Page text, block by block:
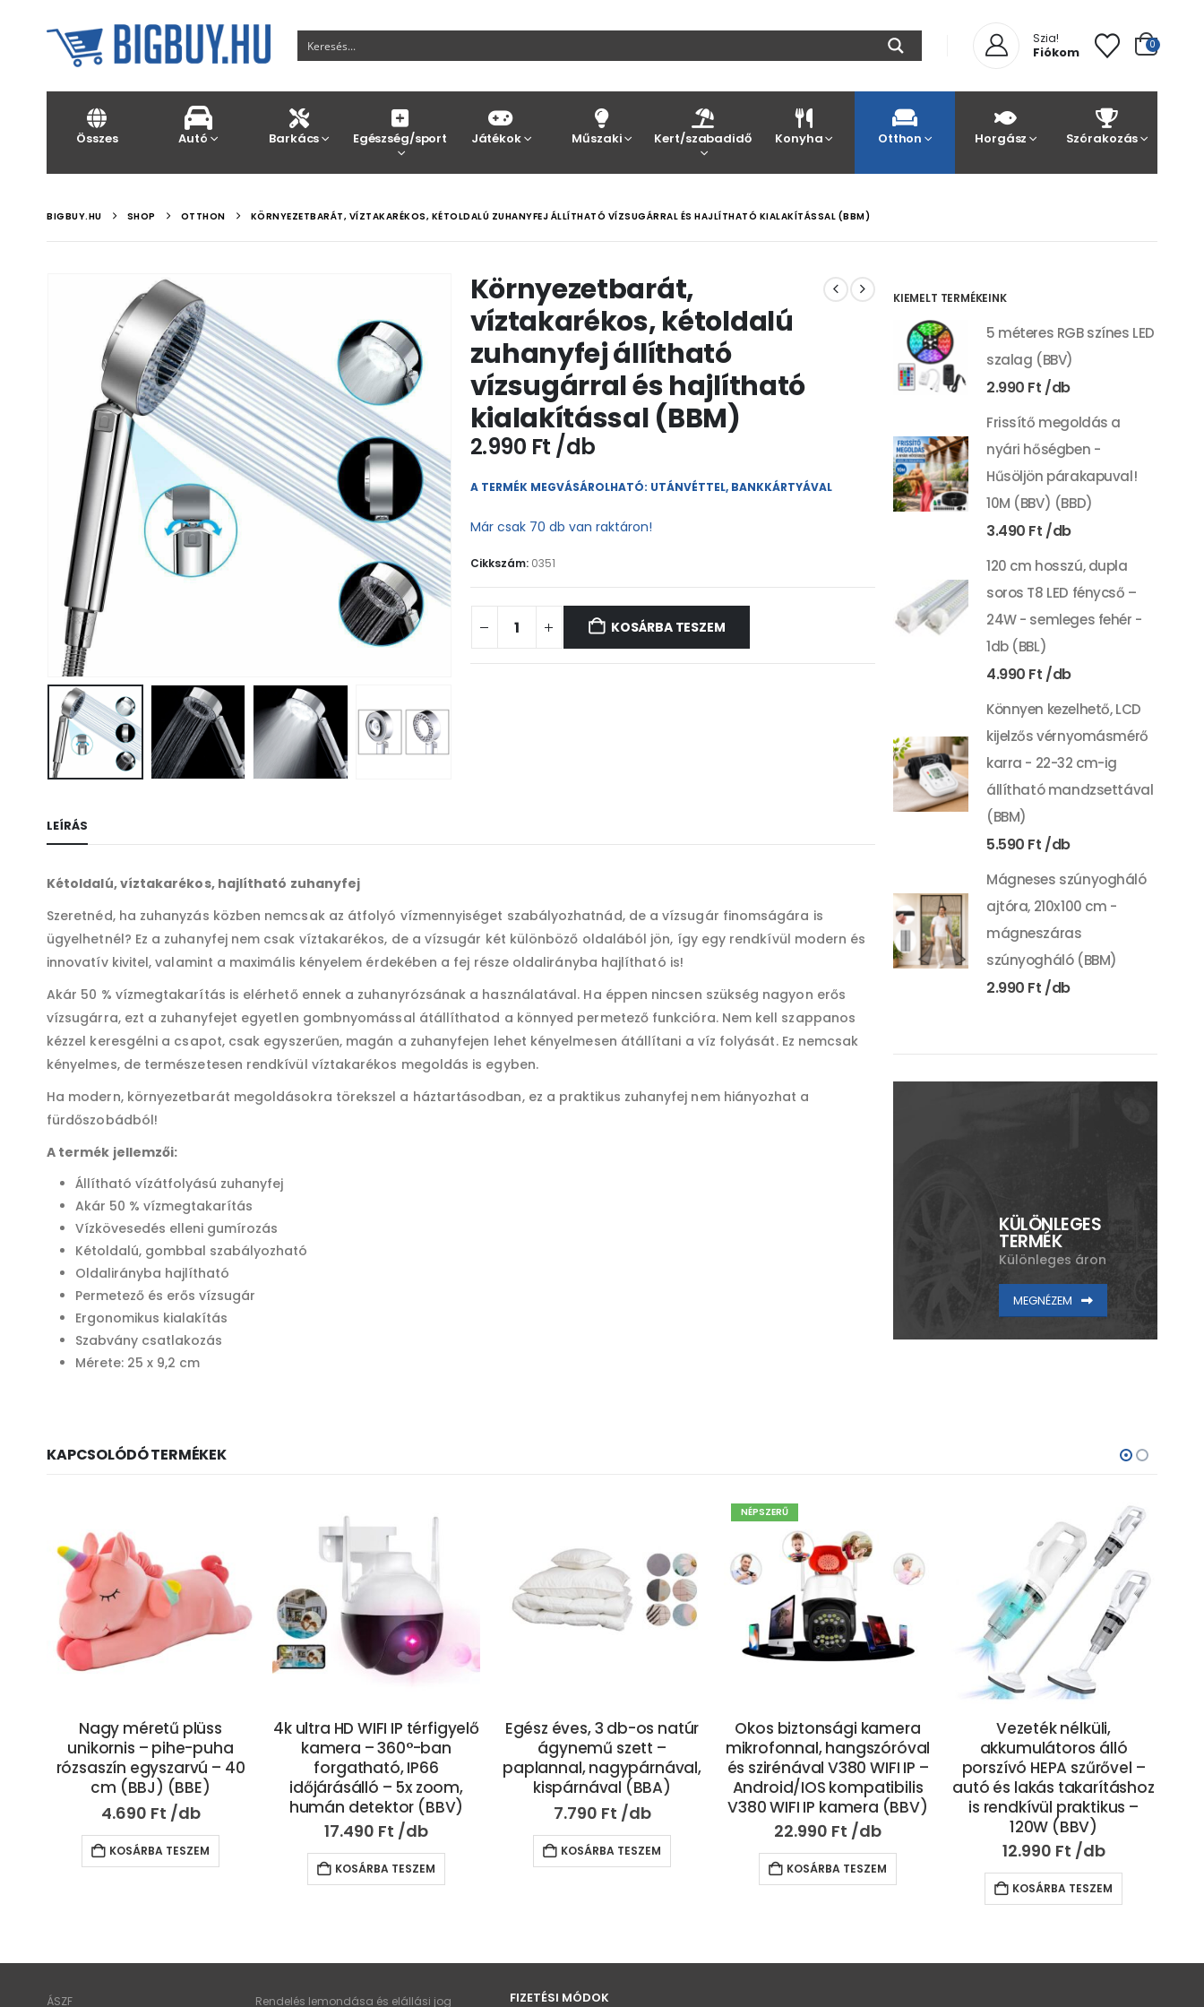
Szia!
Fiókom 0
Összes Autó Barkács Egészség/sport Játékok Műszaki Kert/szabadidő Konyha Otthon Horgász Szórakozás
BIGBUY.HU SHOP OTTHON KÖRNYEZETBARÁT, VÍZTAKARÉKOS, KÉTOLDALÚ ZUHANYFEJ ÁLLÍTHATÓ VÍZSUGÁRRAL ÉS HAJLÍTHATÓ KIALAKÍTÁSSAL (BBM)
Környezetbarát,
víztakarékos, kétoldalú
zuhanyfej állítható
vízsugárral és hajlítható
kialakítással (BBM)
2.990 Ft
A TERMÉK MEGVÁSÁROLHATÓ: UTÁNVÉTTEL, BANKKÁRTYÁVAL
Már csak 70 db van raktáron!
Cikkszám: 0351
KOSÁRBA TESZEM
LEÍRÁS
Kétoldalú, víztakarékos, hajlítható zuhanyfej
Szeretnéd, ha zuhanyzás közben nemcsak az átfolyó vízmennyiséget szabályozhatnád, de a vízsugár finomságára is
ügyelhetnél? Ez a zuhanyfej nem csak víztakarékos, de a vízsugár két különböző oldalából jön, így egy rendkívül modern és
innovatív kivitel, valamint a maximális kényelem érdekében a fej része oldalirányba hajlítható is!
Akár 50 % vízmegtakarítás is elérhető ennek a zuhanyrózsának a használatával. Ha éppen nincsen szükség nagyon erős
vízsugárra, ezt a zuhanyfejet egyetlen gombnyomással átállíthatod a könnyed permetező funkcióra. Nem kell szappanos
kézzel keresgélni a csapot, csak egyszerűen, magán a zuhanyfejen lehet kényelmesen átállítani a víz folyását. Ez nemcsak
kényelmes, de természetesen rendkívül víztakarékos megoldás is egyben.
Ha modern, környezetbarát megoldásokra törekszel a háztartásodban, ez a praktikus zuhanyfej nem hiányozhat a
fürdőszobádból!
A termék jellemzői:
Állítható vízátfolyású zuhanyfej
Akár 50 % vízmegtakarítás
Vízkövesedés elleni gumírozás
Kétoldalú, gombbal szabályozható
Oldalirányba hajlítható
Permetező és erős vízsugár
Ergonomikus kialakítás
Szabvány csatlakozás
Mérete: 25 x 9,2 cm
KIEMELT TERMÉKEINK
5 méteres RGB színes LED
szalag (BBV)
2.990 Ft
Frissítő megoldás a
nyári hőségben -
Hűsöljön párakapuval!
10M (BBV) (BBD)
3.490 Ft
120 cm hosszú, dupla
soros T8 LED fénycső –
24W - semleges fehér -
1db (BBL)
4.990 Ft
Könnyen kezelhető, LCD
kijelzős vérnyomásmérő
karra - 22-32 cm-ig
állítható mandzsettával
(BBM)
5.590 Ft
Mágneses szúnyogháló
ajtóra, 210x100 cm -
mágneszáras
szúnyogháló (BBM)
2.990 Ft
KÜLÖNLEGES
TERMÉK
Különleges áron
MEGNÉZEM
KAPCSOLÓDÓ TERMÉKEK
4k ultra HD WIFI IP térfigyelő
kamera – 360°-ban
forgatható, IP66
időjárásálló – 5x zoom,
humán detektor (BBV)
17.490Ft
KOSÁRBA TESZEM
Egész éves, 3 db-os natúr
ágynemű szett –
paplannal, nagypárnával,
kispárnával (BBA)
7.790Ft
KOSÁRBA TESZEM
Okos biztonsági kamera
mikrofonnal, hangszóróval
és szirénával V380 WIFI IP –
Android/IOS kompatibilis
V380 WIFI IP kamera (BBV)
22.990Ft
KOSÁRBA TESZEM
Vezeték nélküli,
akkumulátoros álló
porszívó HEPA szűrővel –
autó és lakás takarításhoz
is rendkívül praktikus –
120W (BBV)
12.990Ft
KOSÁRBA TESZEM
Zhengyin automatikus
hajgöndörítő – extra
gyorsan készít hullámos,
göndör és loknis frizurát
(BBV)
12.790Ft
ÁSZF Rendelés lemondása és elállási jog FIZETÉSI MÓDOK